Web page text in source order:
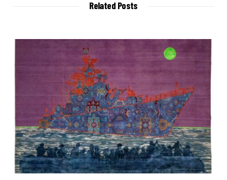
Related Posts